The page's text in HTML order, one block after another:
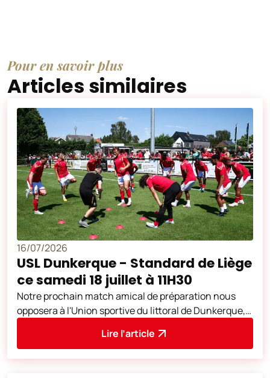
Pour en savoir plus
Articles similaires
16/07/2026
USL Dunkerque - Standard de Liège
ce samedi 18 juillet à 11H30
Notre prochain match amical de préparation nous
opposera à l'Union sportive du littoral de Dunkerque,
Lire l’article